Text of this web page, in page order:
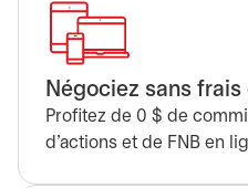
Négociez sans
Profitez de 0 $ de
d’actions et de FNB en